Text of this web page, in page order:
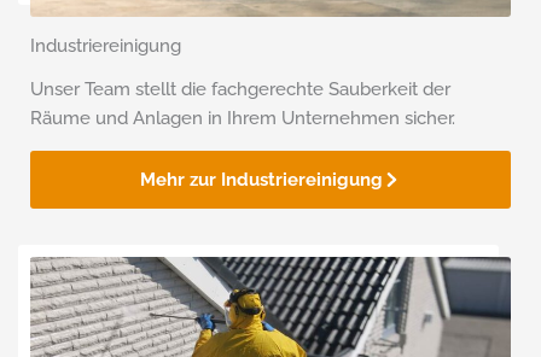
Industriereinigung
Unser Team stellt die fachgerechte Sauberkeit der
Räume und Anlagen in Ihrem Unternehmen sicher.
Mehr zur Industriereinigung